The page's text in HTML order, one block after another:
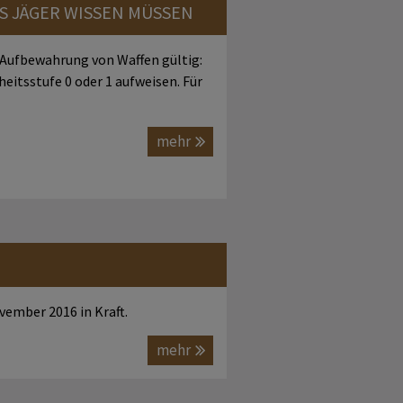
JÄGER WISSEN MÜSSEN
von Waffen gültig:
0 oder 1 aufweisen. Für
mehr
2016 in Kraft.
mehr